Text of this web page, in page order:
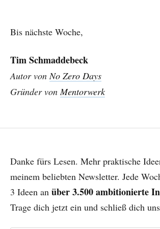
Bis nächste Woche,
Tim Schmaddebeck
Autor vonNo Zero Days
Gründer vonMentorwerk
Danke fürs Lesen. Mehr praktische
meinem beliebten Newsletter. Jede
3 Ideen an über 3.500 ambitionierte
Trage dich jetzt ein und schließ dich